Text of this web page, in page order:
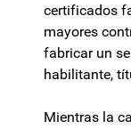
certificados
mayores
fabricar un
habilitante,
Mientras la